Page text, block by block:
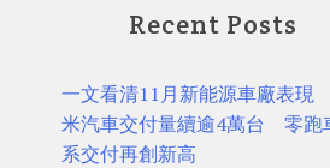
Recent Posts
一文看清11月新能源車廠表
米汽車交付量續逾4萬台 零跑
系交付再創新高